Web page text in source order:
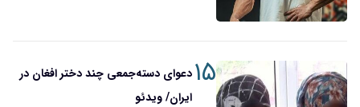
۱۵دعوای دسته‌جمعی چند دختر افغان در
ایران/ ویدئو